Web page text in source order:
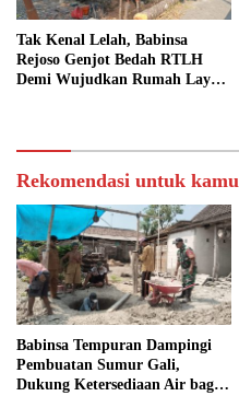
Tak Kenal Lelah, Babinsa
Rejoso Genjot Bedah RTLH
Demi Wujudkan Rumah Layak
Rekomendasi untuk kamu
Babinsa Tempuran Dampingi
Pembuatan Sumur Gali,
Dukung Ketersediaan Air bagi